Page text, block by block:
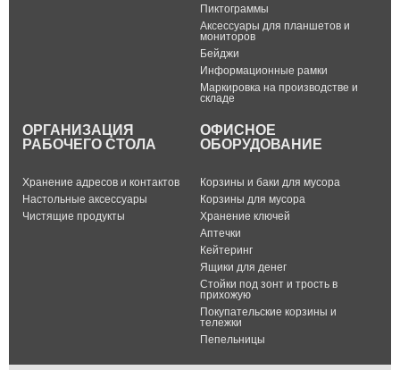
Пиктограммы
Аксессуары для планшетов и
мониторов
Бейджи
Информационные рамки
Маркировка на производстве и
складе
ОРГАНИЗАЦИЯ
РАБОЧЕГО СТОЛА
Хранение адресов и контактов
Настольные аксессуары
Чистящие продукты
ОФИСНОЕ
ОБОРУДОВАНИЕ
Корзины и баки для мусора
Корзины для мусора
Хранение ключей
Аптечки
Кейтеринг
Ящики для денег
Стойки под зонт и трость в
прихожую
Покупательские корзины и
тележки
Пепельницы